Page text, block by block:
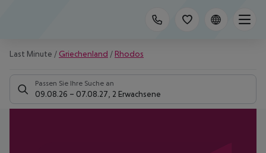
Last Minute / Griechenland / Rhodos
Passen Sie Ihre Suche an
09.08.26 – 07.08.27 2 Erwachsene